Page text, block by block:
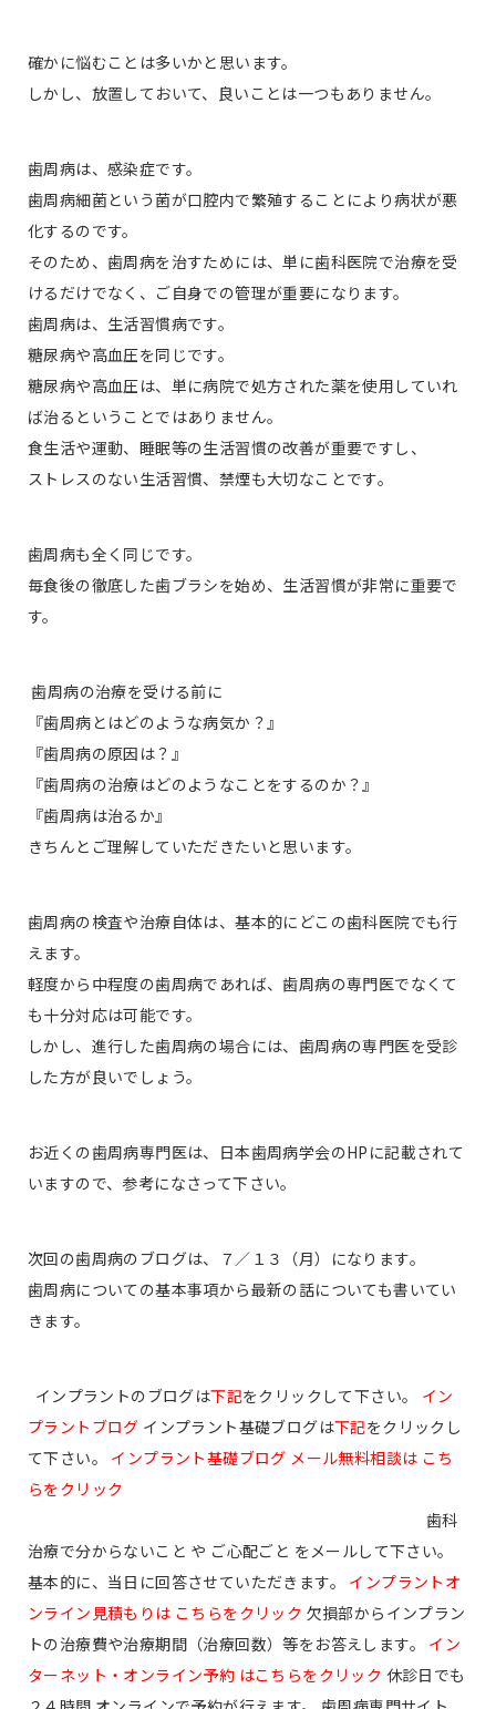
確かに悩むことは多いかと思います。
しかし、放置しておいて、良いことは一つもありません。
歯周病は、感染症です。
歯周病細菌という菌が口腔内で繁殖することにより病状が悪
化するのです。
そのため、歯周病を治すためには、単に歯科医院で治療を受
けるだけでなく、ご自身での管理が重要になります。
歯周病は、生活習慣病です。
糖尿病や高血圧を同じです。
糖尿病や高血圧は、単に病院で処方された薬を使用していれ
ば治るということではありません。
食生活や運動、睡眠等の生活習慣の改善が重要ですし、
ストレスのない生活習慣、禁煙も大切なことです。
歯周病も全く同じです。
毎食後の徹底した歯ブラシを始め、生活習慣が非常に重要で
す。
歯周病の治療を受ける前に
『歯周病とはどのような病気か？』
『歯周病の原因は？』
『歯周病の治療はどのようなことをするのか？』
『歯周病は治るか』
きちんとご理解していただきたいと思います。
歯周病の検査や治療自体は、基本的にどこの歯科医院でも行
えます。
軽度から中程度の歯周病であれば、歯周病の専門医でなくて
も十分対応は可能です。
しかし、進行した歯周病の場合には、歯周病の専門医を受診
した方が良いでしょう。
お近くの歯周病専門医は、日本歯周病学会のHPに記載されて
いますので、参考になさって下さい。
次回の歯周病のブログは、７／１３（月）になります。
歯周病についての基本事項から最新の話についても書いてい
きます。
インプラントのブログは下記をクリックして下さい。 イン
プラントブログ インプラント基礎ブログは下記をクリックし
て下さい。 インプラント基礎ブログ メール無料相談は こち
らをクリック
歯科
治療で分からないこと や ご心配ごと をメールして下さい。
基本的に、当日に回答させていただきます。 インプラントオ
ンライン見積もりは こちらをクリック 欠損部からインプラン
トの治療費や治療期間（治療回数）等をお答えします。 イン
ターネット・オンライン予約 はこちらをクリック 休診日でも